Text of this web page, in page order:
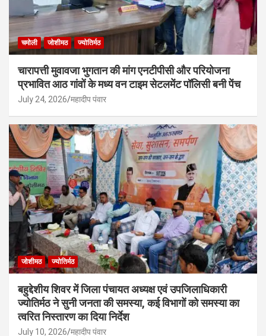
चमोली जोशीमठ ज्योतिर्मठ
चारापत्ती मुवावजा भुगतान की मांग एनटीपीसी और परियोजना
प्रभावित आठ गांवों के मध्य वन टाइम सेटलमेंट पॉलिसी बनी पेंच
July 24, 2026 महादीप पंवार
जोशीमठ ज्योतिर्मठ
बहुद्देशीय शिवर में जिला पंचायत अध्यक्ष एवं उपजिलाधिकारी
ज्योतिर्मठ ने सुनी जनता की समस्या, कई विभागों को समस्या का
त्वरित निस्तारण का दिया निर्देश
July 10, 2026 महादीप पंवार